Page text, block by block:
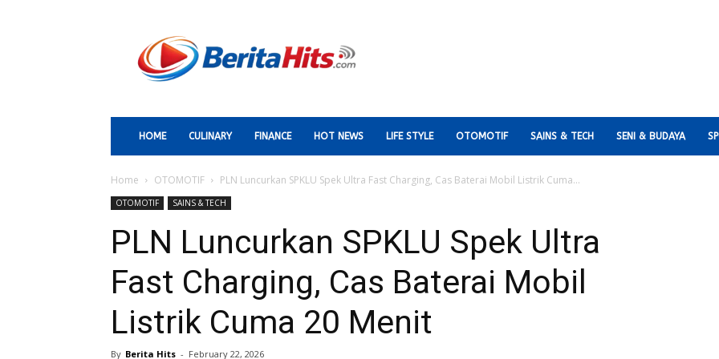
Paling
Hits
HOME CULINARY FINANCE HOT NEWS LIFE STYLE OTOMOTIF SAINS & TECH SENI & BUDAYA
Home OTOMOTIF PLN Luncurkan SPKLU Spek Ultra Fast Charging, Cas Baterai Mobil Listrik Cuma...
OTOMOTIF SAINS & TECH
PLN Luncurkan SPKLU Spek Ultra
Fast Charging, Cas Baterai Mobil
Listrik Cuma 20 Menit
By Berita Hits - February 22, 2026